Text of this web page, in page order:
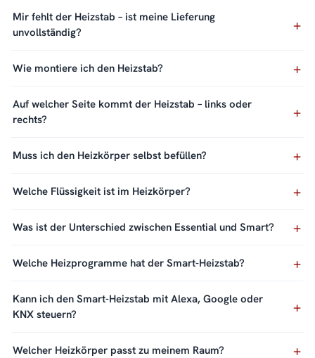
Mir fehlt der Heizstab – ist meine Lieferung
unvollständig?
Wie montiere ich den Heizstab?
Auf welcher Seite kommt der Heizstab – links oder
rechts?
Muss ich den Heizkörper selbst befüllen?
Welche Flüssigkeit ist im Heizkörper?
Was ist der Unterschied zwischen Essential und Smart?
Welche Heizprogramme hat der Smart-Heizstab?
Kann ich den Smart-Heizstab mit Alexa, Google oder
KNX steuern?
Welcher Heizkörper passt zu meinem Raum?